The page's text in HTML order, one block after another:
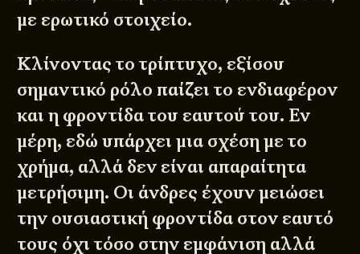
με ερωτικό στοιχείο.
Κλίνοντας το τρίπτυχο, εξίσου
σημαντικό ρόλο παίζει το ενδιαφέρον
και η φροντίδα του εαυτού του. Εν
μέρη, εδώ υπάρχει μια σχέση με το
χρήμα, αλλά δεν είναι απαραίτητα
μετρήσιμη. Οι άνδρες έχουν μειώσει
την ουσιαστική φροντίδα στον εαυτό
τους όχι τόσο στην εμφάνιση αλλά